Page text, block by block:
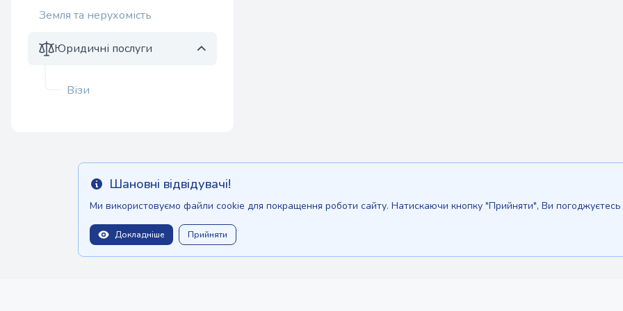
Земля та нерухомість
Юридичні послуги
Візи
Info Шановні відвідувачі!
Ми використовуємо файли cookie для покращення роботи сайту. Натискаючи кнопку "Прийняти", Ви погоджуєтесь
Докладніше Прийняти